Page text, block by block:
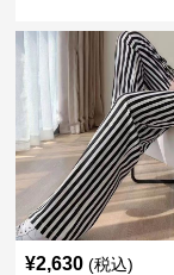
¥2,630 (税込)